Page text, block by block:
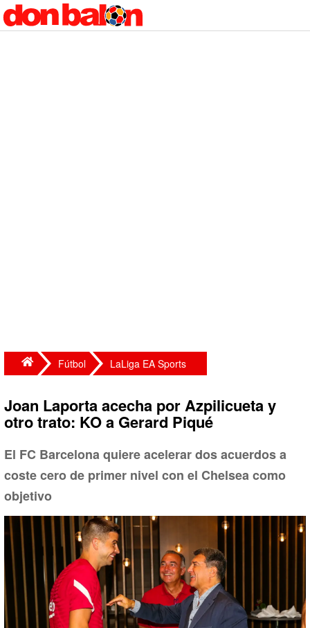
Fútbol LaLiga EA Sports
Joan Laporta acecha por Azpilicueta y
otro trato: KO a Gerard Piqué
El FC Barcelona quiere acelerar dos acuerdos a
coste cero de primer nivel con el Chelsea como
objetivo